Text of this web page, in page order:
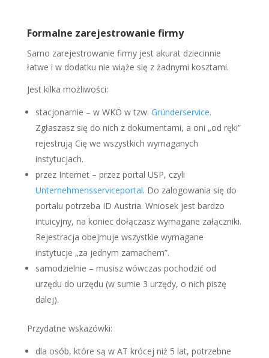
Formalne zarejestrowanie firmy
Samo zarejestrowanie firmy jest akurat dziecinnie
łatwe i w dodatku nie wiąże się z żadnymi kosztami.
Jest kilka możliwości:
stacjonarnie – w WKÖ w tzw. Gründerservice.
Zgłaszasz się do nich z dokumentami, a oni „od ręki”
rejestrują Cię we wszystkich wymaganych
instytucjach.
przez Internet – przez portal USP, czyli
Unternehmensserviceportal. Do zalogowania się do
portalu potrzeba ID Austria. Wniosek jest bardzo
intuicyjny, na koniec dołączasz wymagane załączniki.
Rejestracja obejmuje wszystkie wymagane
instytucje „za jednym zamachem”.
samodzielnie – musisz wówczas pochodzić od
urzędu do urzędu (w sumie 3 urzędy, o nich piszę
dalej).
Przydatne wskazówki:
dla osób, które są w AT krócej niż 5 lat, potrzebne